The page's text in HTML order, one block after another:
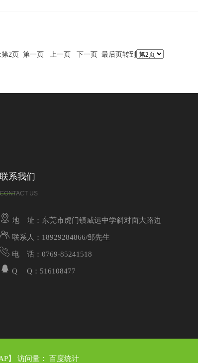
2页 第一页 上一页 下一页 最后页转到
联系我们
CONTACT US
地 址：东莞市虎门镇威远中学斜对面大路边
联系人：18929284866/邹先生
电 话：0769-85241518
Q Q：516108477
】 访问量： 百度统计